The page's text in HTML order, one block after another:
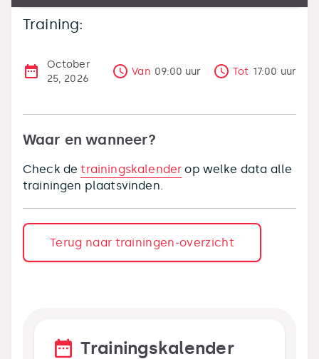
Training:
October
25, 2026
Van 09:00 uur Tot 17:00 uur
Waar en wanneer?
Check detrainingskalender op welke data alle
trainingen plaatsvinden.
Terug naar trainingen-overzicht
Trainingskalender